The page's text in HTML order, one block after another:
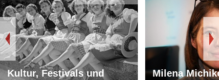
Kultur, Festivals und
Milena